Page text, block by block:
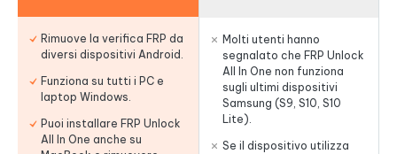
Rimuove la verifica FRP da
diversi dispositivi Android.
Funziona su tutti i PC e
laptop Windows.
Puoi installare FRP Unlock
All In One anche su
Molti utenti hanno
segnalato che FRP Unlock
All In One non funziona
sugli ultimi dispositivi
Samsung (S9, S10, S10
Lite).
Se il dispositivo utilizza